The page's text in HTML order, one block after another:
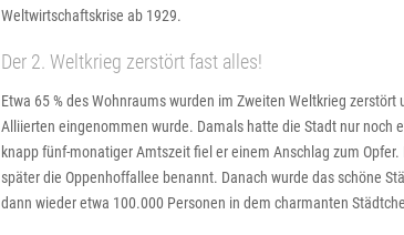
Weltwirtschaftskrise ab 1929.
Der 2. Weltkrieg zerstört fast alles!
Etwa 65 % des Wohnraums wurden im Zweiten Weltkrieg
Alliierten eingenommen wurde. Damals hatte die Stadt nur noch
knapp fünf-monatiger Amtszeit fiel er einem Anschlag zum
später die Oppenhoffallee benannt. Danach wurde das schöne
dann wieder etwa 100.000 Personen in dem charmanten